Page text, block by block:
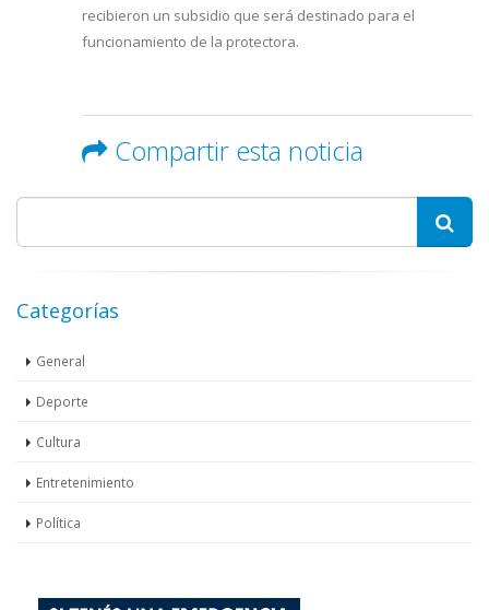
recibieron un subsidio que será destinado para el
funcionamiento de la protectora.
Compartir esta noticia
Categorías
General
Deporte
Cultura
Entretenimiento
Política